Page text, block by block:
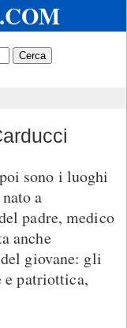
sono i luoghi
a
padre, medico
anche
giovane: gli
e patriottica,